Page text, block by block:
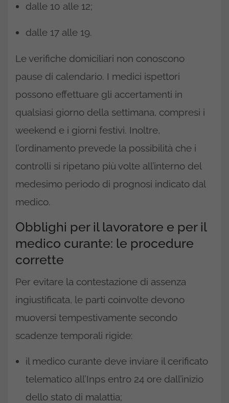
dalle 10 alle 12;
dalle 17 alle 19.
Le verifiche domiciliari non conoscono
pause di calendario. I medici ispettori
possono effettuare gli accertamenti in
qualsiasi giorno della settimana, compresi i
weekend e i giorni festivi. Inoltre,
l’ordinamento prevede la possibilità che i
controlli si ripetano più volte all’interno del
medesimo periodo di prognosi indicato dal
medico.
Obblighi per il lavoratore e per il
medico curante: le procedure
corrette
Per evitare la contestazione di assenza
ingiustificata, le parti coinvolte devono
muoversi tempestivamente secondo
scadenze temporali rigide:
il medico curante deve inviare il cerificato
telematico all’Inps entro 24 ore dall’inizio
dello stato di malattia;